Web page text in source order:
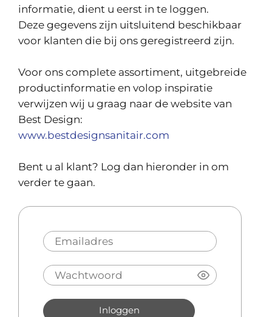
informatie, dient u eerst in te loggen.
Deze gegevens zijn uitsluitend beschikbaar
voor klanten die bij ons geregistreerd zijn.
Voor ons complete assortiment, uitgebreide
productinformatie en volop inspiratie
verwijzen wij u graag naar de website van
Best Design:
www.bestdesignsanitair.com
Bent u al klant? Log dan hieronder in om
verder te gaan.
Inloggen